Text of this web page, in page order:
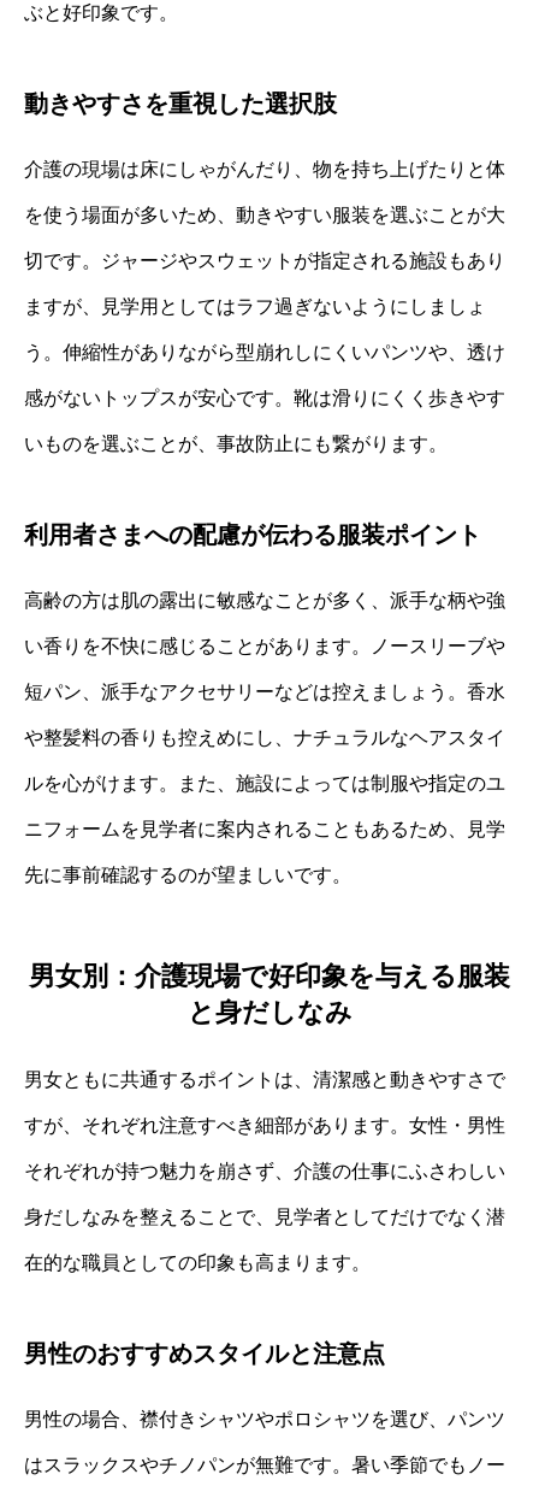
ぶと好印象です。
動きやすさを重視した選択肢
介護の現場は床にしゃがんだり、物を持ち上げたりと体
を使う場面が多いため、動きやすい服装を選ぶことが大
切です。ジャージやスウェットが指定される施設もあり
ますが、見学用としてはラフ過ぎないようにしましょ
う。伸縮性がありながら型崩れしにくいパンツや、透け
感がないトップスが安心です。靴は滑りにくく歩きやす
いものを選ぶことが、事故防止にも繋がります。
利用者さまへの配慮が伝わる服装ポイント
高齢の方は肌の露出に敏感なことが多く、派手な柄や強
い香りを不快に感じることがあります。ノースリーブや
短パン、派手なアクセサリーなどは控えましょう。香水
や整髪料の香りも控えめにし、ナチュラルなヘアスタイ
ルを心がけます。また、施設によっては制服や指定のユ
ニフォームを見学者に案内されることもあるため、見学
先に事前確認するのが望ましいです。
男女別：介護現場で好印象を与える服装
と身だしなみ
男女ともに共通するポイントは、清潔感と動きやすさで
すが、それぞれ注意すべき細部があります。女性・男性
それぞれが持つ魅力を崩さず、介護の仕事にふさわしい
身だしなみを整えることで、見学者としてだけでなく潜
在的な職員としての印象も高まります。
男性のおすすめスタイルと注意点
男性の場合、襟付きシャツやポロシャツを選び、パンツ
はスラックスやチノパンが無難です。暑い季節でもノー